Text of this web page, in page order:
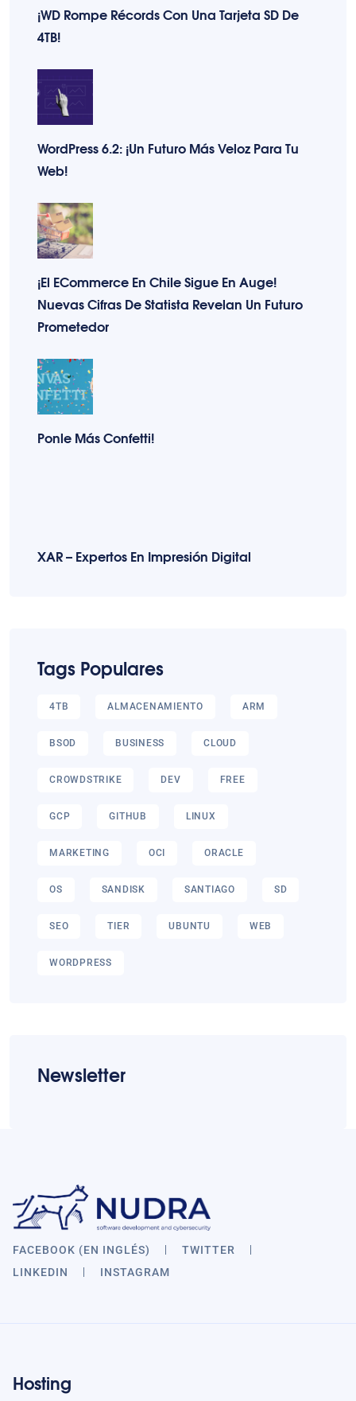
¡WD Rompe Récords Con Una Tarjeta SD De
4TB!
WordPress 6.2: ¡Un Futuro Más Veloz Para Tu
Web!
¡El ECommerce En Chile Sigue En Auge!
Nuevas Cifras De Statista Revelan Un Futuro
Prometedor
Ponle Más Confetti!
XAR – Expertos En Impresión Digital
Tags Populares
4TB ALMACENAMIENTO ARM
BSOD BUSINESS CLOUD
CROWDSTRIKE DEV FREE
GCP GITHUB LINUX
MARKETING OCI ORACLE
OS SANDISK SANTIAGO SD
SEO TIER UBUNTU WEB
WORDPRESS
Newsletter
FACEBOOK (EN INGLÉS)
TWITTER
LINKEDIN
INSTAGRAM
Hosting